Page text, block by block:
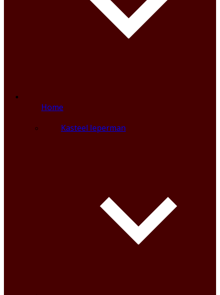
Home
Kasteel Ieperman